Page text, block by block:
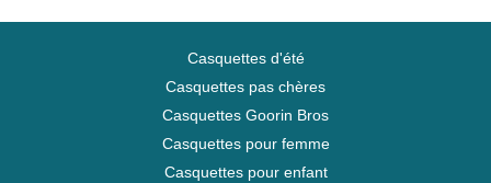
Casquettes d'été
Casquettes pas chères
Casquettes Goorin Bros
Casquettes pour femme
Casquettes pour enfant